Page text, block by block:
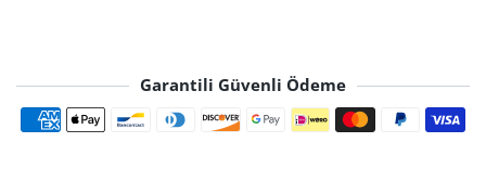
Garantili Güvenli Ödeme
Ödeme yöntemleri